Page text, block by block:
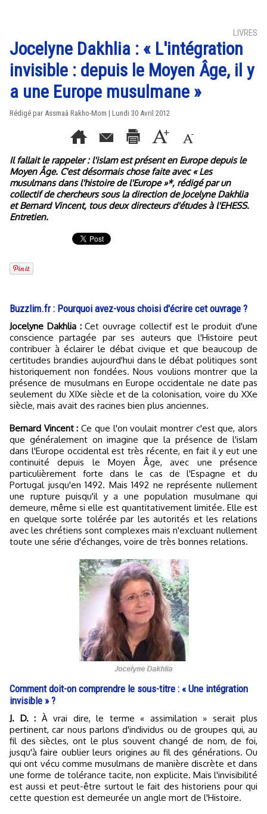
LIVRES
Jocelyne Dakhlia : « L'intégration
invisible : depuis le Moyen Âge, il y
a une Europe musulmane »
Rédigé par Assmaâ Rakho-Mom | Lundi 30 Avril 2012
Il fallait le rappeler : l'islam est présent en Europe depuis le
Moyen Âge. C'est désormais chose faite avec « Les
musulmans dans l'histoire de l'Europe »*, rédigé par un
collectif de chercheurs sous la direction de Jocelyne Dakhlia
et Bernard Vincent, tous deux directeurs d'études à l'EHESS.
Entretien.
Buzzlim.fr : Pourquoi avez-vous choisi d'écrire cet ouvrage ?
Jocelyne Dakhlia :Cet ouvrage collectif est le produit d'une
conscience partagée par ses auteurs que l'Histoire peut
contribuer à éclairer le débat civique et que beaucoup de
certitudes brandies aujourd'hui dans le débat politiques sont
historiquement non fondées. Nous voulions montrer que la
présence de musulmans en Europe occidentale ne date pas
seulement du XIXe siècle et de la colonisation, voire du XXe
siècle, mais avait des racines bien plus anciennes.
Bernard Vincent : Ce que l'on voulait montrer c'est que, alors
que généralement on imagine que la présence de l'islam
dans l'Europe occidental est très récente, en fait il y eut une
continuité depuis le Moyen Âge, avec une présence
particulièrement forte dans le cas de l'Espagne et du
Portugal jusqu'en 1492. Mais 1492 ne représente nullement
une rupture puisqu'il y a une population musulmane qui
demeure, même si elle est quantitativement limitée. Elle est
en quelque sorte tolérée par les autorités et les relations
avec les chrétiens sont complexes mais n'excluant nullement
toute une série d'échanges, voire de très bonnes relations.
Comment doit-on comprendre le sous-titre : « Une intégration
invisible » ?
J. D. : À vrai dire, le terme « assimilation » serait plus
pertinent, car nous parlons d'individus ou de groupes qui, au
fil des siècles, ont le plus souvent changé de nom, de foi,
jusqu'à faire oublier leurs origines au fil des générations. Ou
qui ont vécu comme musulmans de manière discrète et dans
une forme de tolérance tacite, non explicite. Mais l'invisibilité
est aussi et peut-être surtout le fait des historiens pour qui
cette question est demeurée un angle mort de l'Histoire.